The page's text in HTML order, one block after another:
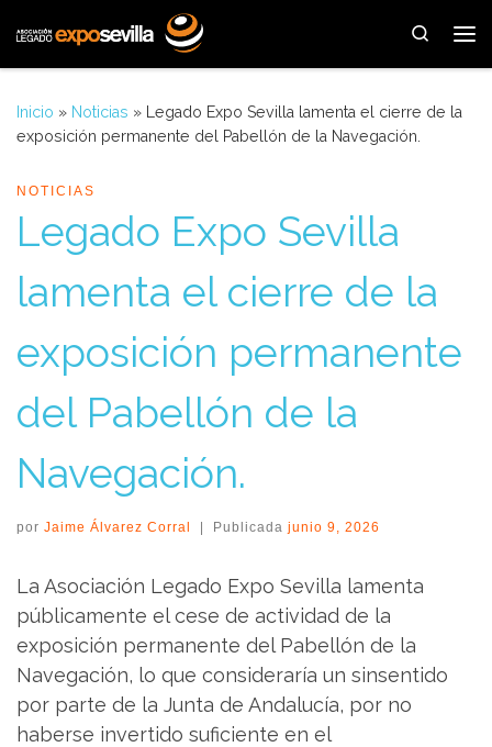
Saltar al contenido
Search
Inicio » Noticias »
Legado Expo Sevilla lamenta el cierre de la
exposición permanente del Pabellón de la Navegación.
NOTICIAS
Legado Expo Sevilla
lamenta el cierre de la
exposición permanente
del Pabellón de la
Navegación.
por Jaime Álvarez Corral | Publicada junio 9, 2026
La Asociación Legado Expo Sevilla lamenta
públicamente el cese de actividad de la
exposición permanente del Pabellón de la
Navegación, lo que consideraría un sinsentido
por parte de la Junta de Andalucía, por no
haberse invertido suficiente en el